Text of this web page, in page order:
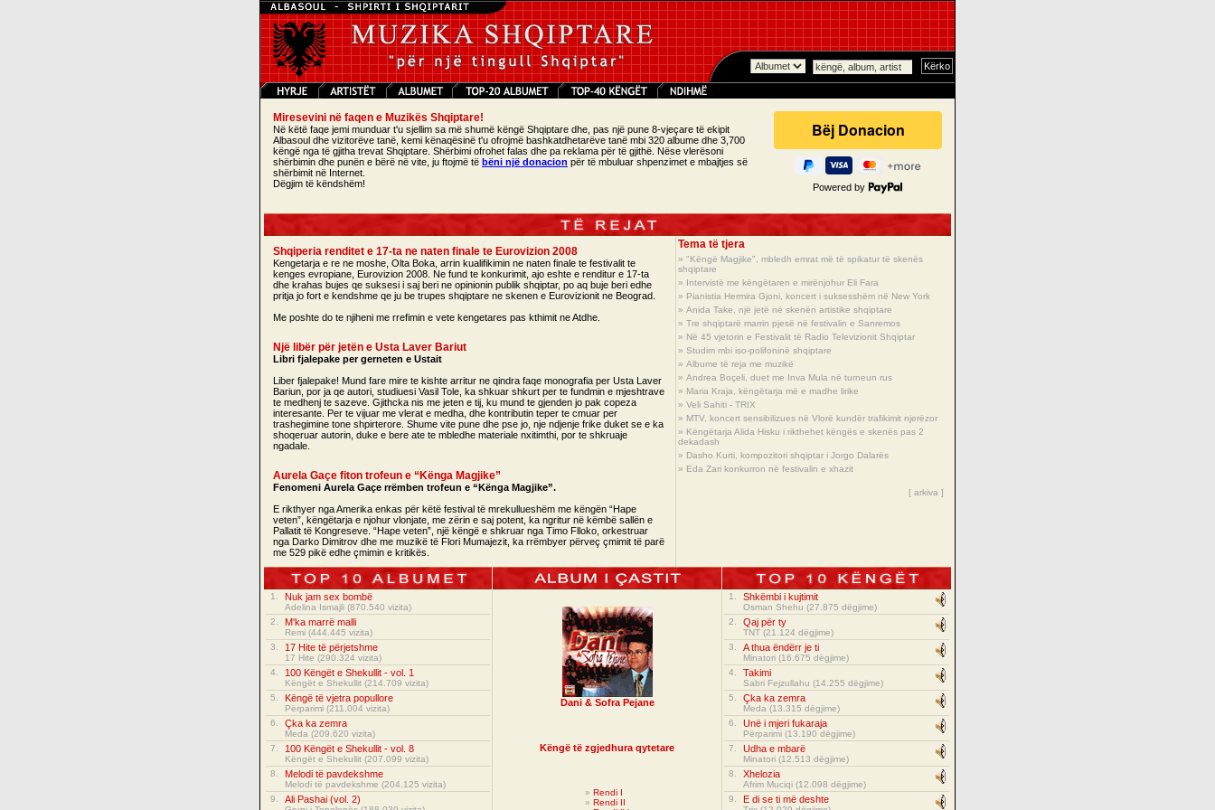
Miresevini në faqen e Muzikës Shqiptare!
Në këtë faqe jemi munduar t'u sjellim sa më shumë këngë Shqiptare dhe, pas një pune 8-vjeçare të ekipit
Albasoul dhe vizitorëve tanë, kemi kënaqësinë t'u ofrojmë bashkatdhetarëve tanë mbi 320 albume dhe 3,700
këngë nga të gjitha trevat Shqiptare. Shërbimi ofrohet falas dhe pa reklama për të gjithë. Nëse vlerësoni
shërbimin dhe punën e bërë në vite, ju ftojmë të bëni një donacion për të mbuluar shpenzimet e mbajtjes së
shërbimit në Internet.
Dëgjim të këndshëm!
Powered by
Shqiperia renditet e 17-ta ne naten finale te Eurovizion 2008
Kengetarja e re ne moshe, Olta Boka, arrin kualifikimin ne naten finale te festivalit te
kenges evropiane, Eurovizion 2008. Ne fund te konkurimit, ajo eshte e renditur e 17-ta
dhe krahas bujes qe suksesi i saj beri ne opinionin publik shqiptar, po aq buje beri edhe
pritja jo fort e kendshme qe ju be trupes shqiptare ne skenen e Eurovizionit ne Beograd.
Me poshte do te njiheni me rrefimin e vete kengetares pas kthimit ne Atdhe.
Një libër për jetën e Usta Laver Bariut
Libri fjalepake per gerneten e Ustait
Liber fjalepake! Mund fare mire te kishte arritur ne qindra faqe monografia per Usta Laver
Bariun, por ja qe autori, studiuesi Vasil Tole, ka shkuar shkurt per te fundmin e mjeshtrave
te medhenj te sazeve. Gjithcka nis me jeten e tij, ku mund te gjenden jo pak copeza
interesante. Per te vijuar me vlerat e medha, dhe kontributin teper te cmuar per
trashegimine tone shpirterore. Shume vite pune dhe pse jo, nje ndjenje frike duket se e ka
shoqeruar autorin, duke e bere ate te mbledhe materiale nxitimthi, por te shkruaje
ngadale.
Aurela Gaçe fiton trofeun e “Kënga Magjike”
Fenomeni Aurela Gaçe rrëmben trofeun e “Kënga Magjike”.
E rikthyer nga Amerika enkas për këtë festival të mrekullueshëm me këngën “Hape
veten”, këngëtarja e njohur vlonjate, me zërin e saj potent, ka ngritur në këmbë sallën e
Pallatit të Kongreseve. “Hape veten”, një këngë e shkruar nga Timo Flloko, orkestruar
nga Darko Dimitrov dhe me muzikë të Flori Mumajezit, ka rrëmbyer përveç çmimit të parë
me 529 pikë edhe çmimin e kritikës.
Tema të tjera
» "Këngë Magjike", mbledh emrat më të spikatur të skenës
shqiptare
» Intervistë me këngëtaren e mirënjohur Eli Fara
» Pianistia Hermira Gjoni, koncert i suksesshëm në New York
» Anida Take, një jetë në skenën artistike shqiptare
» Tre shqiptarë marrin pjesë në festivalin e Sanremos
» Në 45 vjetorin e Festivalit të Radio Televizionit Shqiptar
» Studim mbi iso-polifoninë shqiptare
» Albume të reja me muzikë
» Andrea Boçeli, duet me Inva Mula në turneun rus
» Maria Kraja, këngëtarja më e madhe lirike
» Veli Sahiti - TRIX
» MTV, koncert sensibilizues në Vlorë kundër trafikimit njerëzor
» Këngëtarja Alida Hisku i rikthehet këngës e skenës pas 2
dekadash
» Dasho Kurti, kompozitori shqiptar i Jorgo Dalarës
» Eda Zari konkurron në festivalin e xhazit
[ arkiva ]
1. Nuk jam sex bombë
Adelina Ismajli (870.540 vizita)
2.
M'ka marrë malli
Remi (444.445 vizita)
3.
17 Hite të përjetshme
17 Hite (290.324 vizita)
4.
100 Këngët e Shekullit - vol. 1
Këngët e Shekullit (214.709 vizita)
5.
Këngë të vjetra popullore
Përparimi (211.004 vizita)
6.
Çka ka zemra
Meda (209.620 vizita)
7.
100 Këngët e Shekullit - vol. 8
Këngët e Shekullit (207.099 vizita)
8.
Melodi të pavdekshme
Melodi të pavdekshme (204.125 vizita)
9.
Ali Pashai (vol. 2)
Dani & Sofra Pejane
Këngë të zgjedhura qytetare
» Rendi I
» Rendi II
1. Shkëmbi i kujtimit
Osman Shehu (27.875 dëgjime)
2.
Qaj për ty
TNT (21.124 dëgjime)
3.
A thua ëndërr je ti
Minatori (16.675 dëgjime)
4.
Takimi
Sabri Fejzullahu (14.255 dëgjime)
5.
Çka ka zemra
Meda (13.315 dëgjime)
6.
Unë i mjeri fukaraja
Përparimi (13.190 dëgjime)
7.
Udha e mbarë
Minatori (12.513 dëgjime)
8.
Xhelozia
Afrim Muciqi (12.098 dëgjime)
9.
E di se ti më deshte